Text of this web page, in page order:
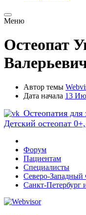
Меню
Остеопат
Автор темы
Дата начала 13
Остеопатия
Детский остеопат
Форум
Пациентам
Специалисты
Северо-Западный
Санкт-Петербург